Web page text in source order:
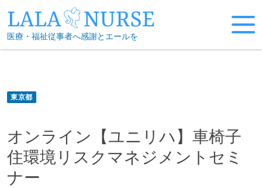
to
content
医療・福祉従事者へ感謝とエールを
東京都
オンライン【ユニリハ】車椅子
住環境リスクマネジメントセミ
ナー